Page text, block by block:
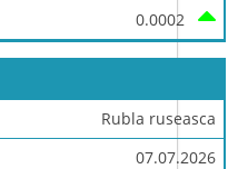
0.0002
Rubla ruseasca
07.07.2026